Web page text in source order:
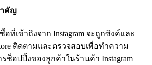
ำคัญ
อที่เข้าถึงจาก Instagram จะถูกซิงค์และ
ติดตามและตรวจสอบเพื่อทำความ
ช็อปปิ้งของลูกค้าในร้านค้า Instagram